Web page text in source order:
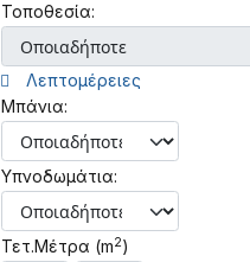
Τοποθεσία:
Λεπτομέρειες
Μπάνια:
Υπνοδωμάτια:
Τετ.Μέτρα (m2)